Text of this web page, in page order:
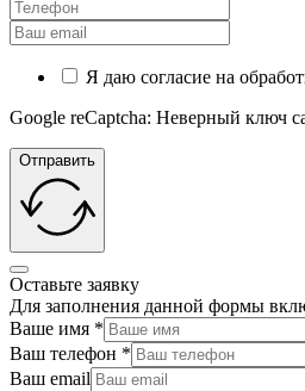
Я даю согласие на
Google reCaptcha: Неверный ключ
Отправить
Оставьте заявку
Для заполнения данной формы
Ваше имя *
Ваш телефон *
Ваш email